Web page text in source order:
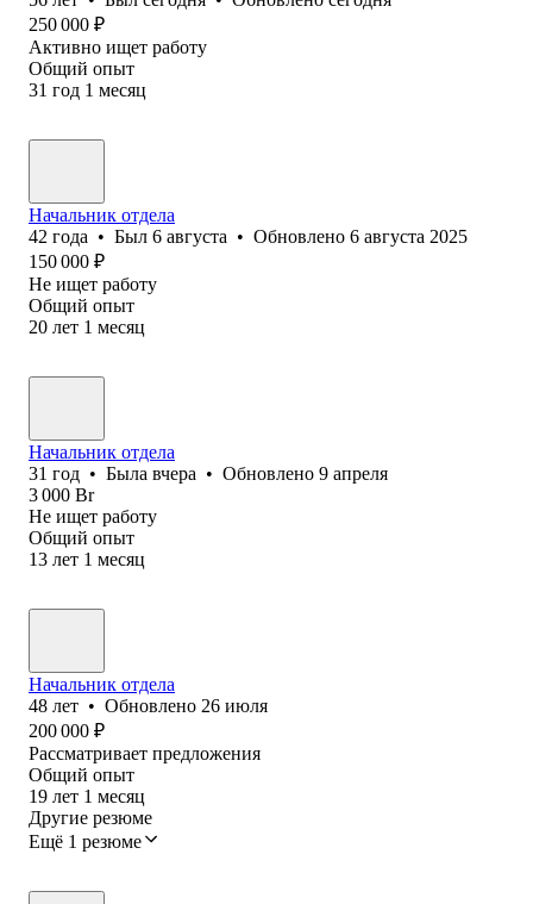
250 000 ₽
Активно ищет работу
Общий опыт
31 год 1 месяц
Начальник отдела
42 года • Был 6 августа • Обновлено 6 августа 2025
150 000 ₽
Не ищет работу
Общий опыт
20 лет 1 месяц
Начальник отдела
31 год • Была вчера • Обновлено 9 апреля
3 000 Br
Не ищет работу
Общий опыт
13 лет 1 месяц
Начальник отдела
48 лет • Обновлено 26 июля
200 000 ₽
Рассматривает предложения
Общий опыт
19 лет 1 месяц
Другие резюме
Ещё 1 резюме